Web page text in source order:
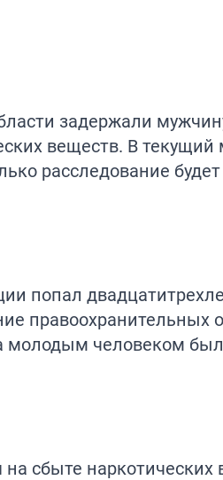
задержали
веществ. В
расследование
попал
правоохранительных
молодым человеком
сбыте наркотических